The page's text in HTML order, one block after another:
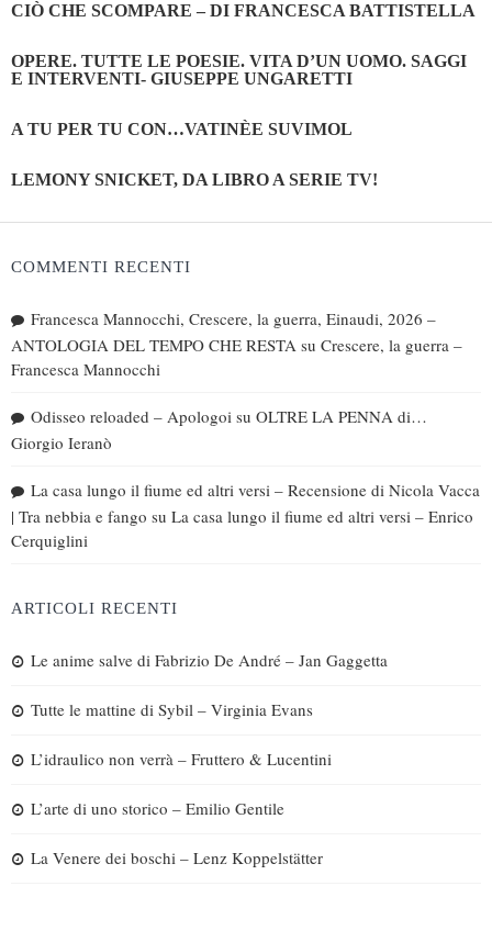
CIÒ CHE SCOMPARE – DI FRANCESCA BATTISTELLA
OPERE. TUTTE LE POESIE. VITA D’UN UOMO. SAGGI
E INTERVENTI- GIUSEPPE UNGARETTI
A TU PER TU CON…VATINÈE SUVIMOL
LEMONY SNICKET, DA LIBRO A SERIE TV!
COMMENTI RECENTI
Francesca Mannocchi, Crescere, la guerra, Einaudi, 2026 –
ANTOLOGIA DEL TEMPO CHE RESTA su Crescere, la guerra –
Francesca Mannocchi
Odisseo reloaded – Apologoi su OLTRE LA PENNA di…
Giorgio Ieranò
La casa lungo il fiume ed altri versi – Recensione di Nicola Vacca
| Tra nebbia e fango su La casa lungo il fiume ed altri versi – Enrico
Cerquiglini
ARTICOLI RECENTI
Le anime salve di Fabrizio De André – Jan Gaggetta
Tutte le mattine di Sybil – Virginia Evans
L’idraulico non verrà – Fruttero & Lucentini
L’arte di uno storico – Emilio Gentile
La Venere dei boschi – Lenz Koppelstätter